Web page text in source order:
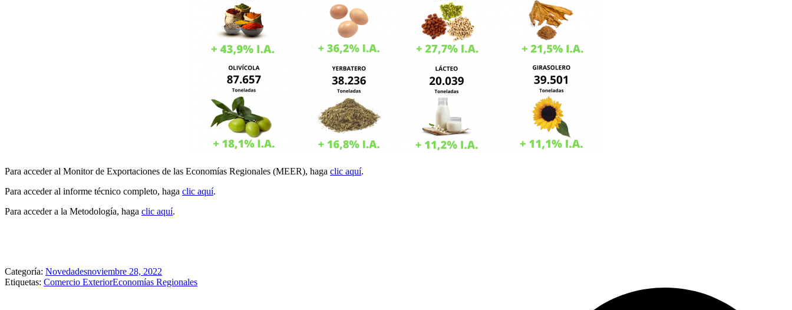
Para acceder al Monitor de Exportaciones de las Economías Regionales (MEER), haga clic aquí.
Para acceder al informe técnico completo, haga clic aquí.
Para acceder a la Metodología, haga clic aquí.
Categoría: Novedadesnoviembre 28, 2022
Etiquetas: Comercio ExteriorEconomías Regionales